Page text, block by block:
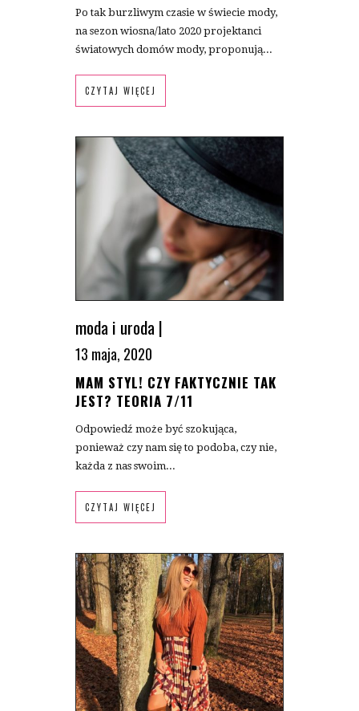
Po tak burzliwym czasie w świecie mody,
na sezon wiosna/lato 2020 projektanci
światowych domów mody, proponują...
CZYTAJ WIĘCEJ
moda i uroda |
13 maja, 2020
MAM STYL! CZY FAKTYCZNIE TAK
JEST? TEORIA 7/11
Odpowiedź może być szokująca,
ponieważ czy nam się to podoba, czy nie,
każda z nas swoim...
CZYTAJ WIĘCEJ